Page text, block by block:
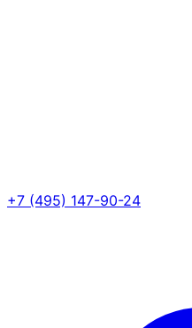
+7 (495) 147-90-24